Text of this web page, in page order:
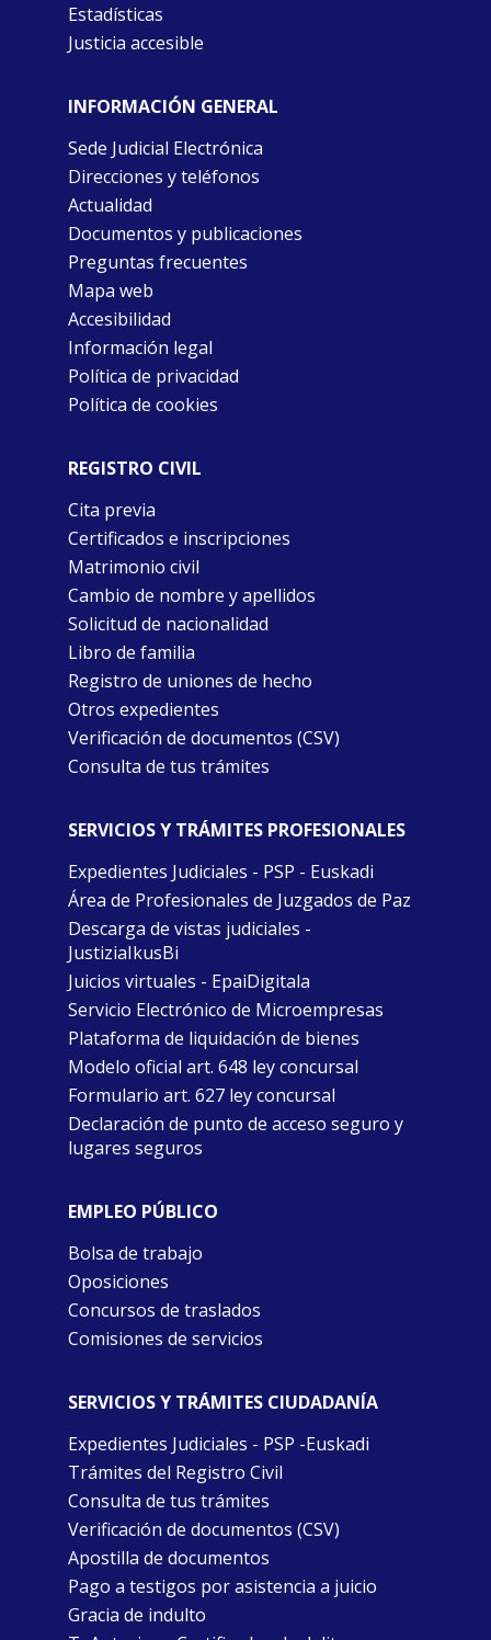
Estadísticas
Justicia accesible
INFORMACIÓN GENERAL
Sede Judicial Electrónica
Direcciones y teléfonos
Actualidad
Documentos y publicaciones
Preguntas frecuentes
Mapa web
Accesibilidad
Información legal
Política de privacidad
Política de cookies
REGISTRO CIVIL
Cita previa
Certificados e inscripciones
Matrimonio civil
Cambio de nombre y apellidos
Solicitud de nacionalidad
Libro de familia
Registro de uniones de hecho
Otros expedientes
Verificación de documentos (CSV)
Consulta de tus trámites
SERVICIOS Y TRÁMITES PROFESIONALES
Expedientes Judiciales - PSP - Euskadi
Área de Profesionales de Juzgados de Paz
Descarga de vistas judiciales -
JustiziaIkusBi
Juicios virtuales - EpaiDigitala
Servicio Electrónico de Microempresas
Plataforma de liquidación de bienes
Modelo oficial art. 648 ley concursal
Formulario art. 627 ley concursal
Declaración de punto de acceso seguro y
lugares seguros
EMPLEO PÚBLICO
Bolsa de trabajo
Oposiciones
Concursos de traslados
Comisiones de servicios
SERVICIOS Y TRÁMITES CIUDADANÍA
Expedientes Judiciales - PSP -Euskadi
Trámites del Registro Civil
Consulta de tus trámites
Verificación de documentos (CSV)
Apostilla de documentos
Pago a testigos por asistencia a juicio
Gracia de indulto